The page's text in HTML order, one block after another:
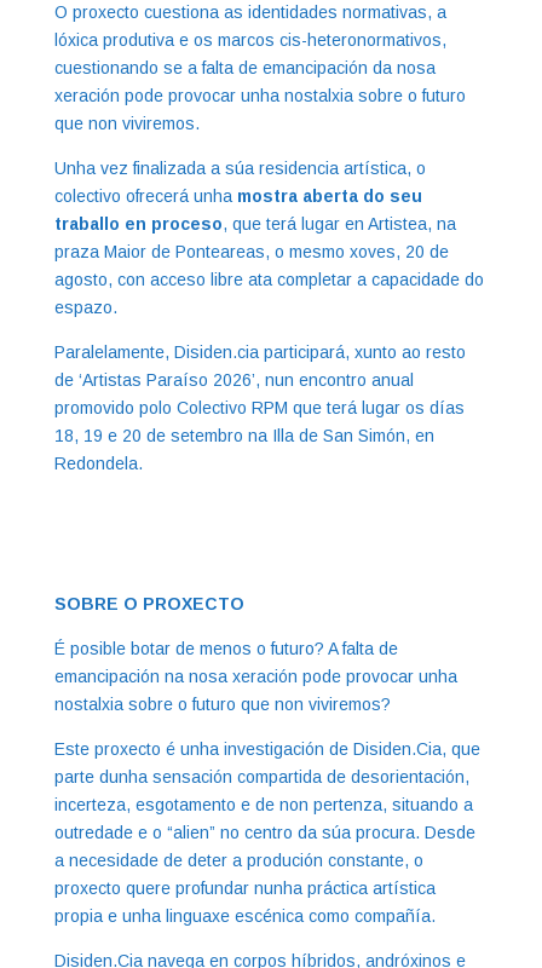
O proxecto cuestiona as identidades normativas, a
lóxica produtiva e os marcos cis-heteronormativos,
cuestionando se a falta de emancipación da nosa
xeración pode provocar unha nostalxia sobre o futuro
que non viviremos.
Unha vez finalizada a súa residencia artística, o
colectivo ofrecerá unha mostra aberta do seu
traballo en proceso, que terá lugar en Artistea, na
praza Maior de Ponteareas, o mesmo xoves, 20 de
agosto, con acceso libre ata completar a capacidade do
espazo.
Paralelamente, Disiden.cia participará, xunto ao resto
de ‘Artistas Paraíso 2026’, nun encontro anual
promovido polo Colectivo RPM que terá lugar os días
18, 19 e 20 de setembro na Illa de San Simón, en
Redondela.
SOBRE O PROXECTO
É posible botar de menos o futuro? A falta de
emancipación na nosa xeración pode provocar unha
nostalxia sobre o futuro que non viviremos?
Este proxecto é unha investigación de Disiden.Cia, que
parte dunha sensación compartida de desorientación,
incerteza, esgotamento e de non pertenza, situando a
outredade e o “alien” no centro da súa procura. Desde
a necesidade de deter a produción constante, o
proxecto quere profundar nunha práctica artística
propia e unha linguaxe escénica como compañía.
Disiden.Cia navega en corpos híbridos, andróxinos e